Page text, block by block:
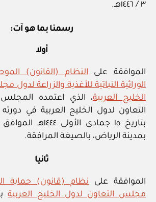
رسمنا بما هو آت:
أولا
الموافقة على النظام (القانون)
الوراثية النباتية للأغذية والزراعة
الخليج العربية، الذي اعتمده
بمدينة الرياض، بالصيغة المرافقة.
ثانيا
الموافقة على نظام (قانون) حماية
مجلس التعاون لدول الخليج العربية